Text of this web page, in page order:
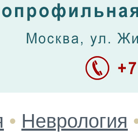
• Неврология